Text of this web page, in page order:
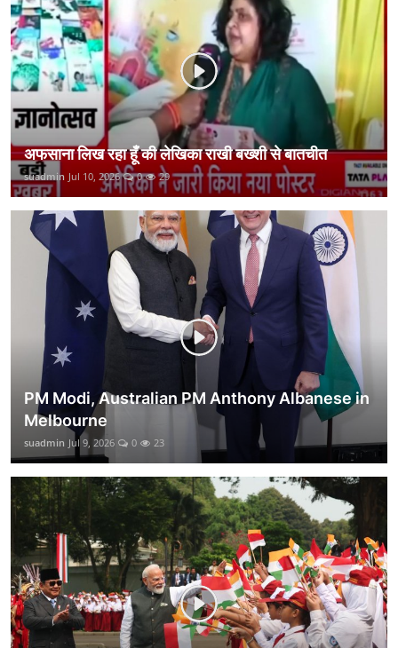
कानून
राजनीति
वीडियो
अफसाना लिख रहा हूँ की लेखिका राखी बख्शी से बातचीत
suadmin Jul 10, 2026 0 29
PM Modi, Australian PM Anthony Albanese in
Melbourne
suadmin Jul 9, 2026 0 23